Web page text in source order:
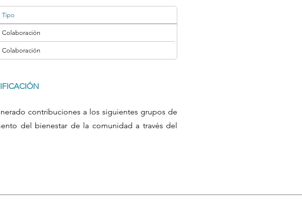
Tipo
Colaboración
Colaboración
contribuciones a los siguientes grupos de
del bienestar de la comunidad a través del